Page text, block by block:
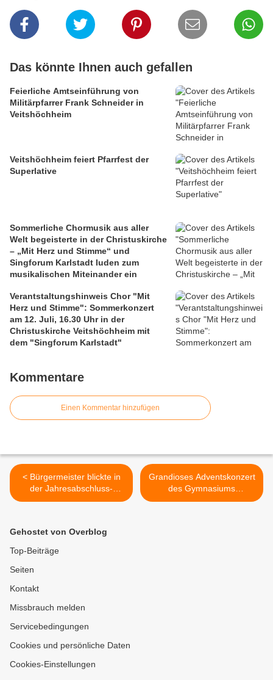
Das könnte Ihnen auch gefallen
Feierliche Amtseinführung von
Militärpfarrer Frank Schneider in
Veitshöchheim
Veitshöchheim feiert Pfarrfest der
Superlative
Sommerliche Chormusik aus aller
Welt begeisterte in der Christuskirche
– „Mit Herz und Stimme“ und
Singforum Karlstadt luden zum
musikalischen Miteinander ein
Verantstaltungshinweis Chor "Mit
Herz und Stimme": Sommerkonzert
am 12. Juli, 16.30 Uhr in der
Christuskirche Veitshöchheim mit
dem "Singforum Karlstadt"
Kommentare
Einen Kommentar hinzufügen
< Bürgermeister blickte in
der Jahresabschluss-
Sitzung des Gemeinderates
und bewegtes Jahr 2022
Grandioses Adventskonzert
des Gymnasiums
Veitshöchheim vor über 400
Gehostet von Overblog
Top-Beiträge
Seiten
Kontakt
Missbrauch melden
Servicebedingungen
Cookies und persönliche Daten
Cookies-Einstellungen